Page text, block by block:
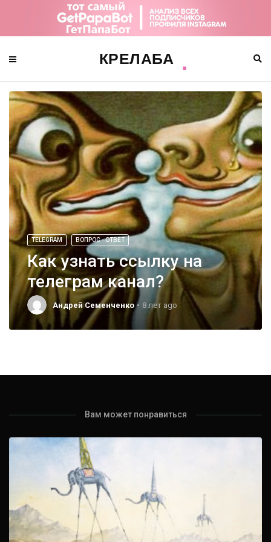
TELEGRAM ВОПРОС - ОТВЕТ
Как узнать ссылку на
телеграм канал?
Андрей Семенченко 8 лет ago
Вам может понравиться